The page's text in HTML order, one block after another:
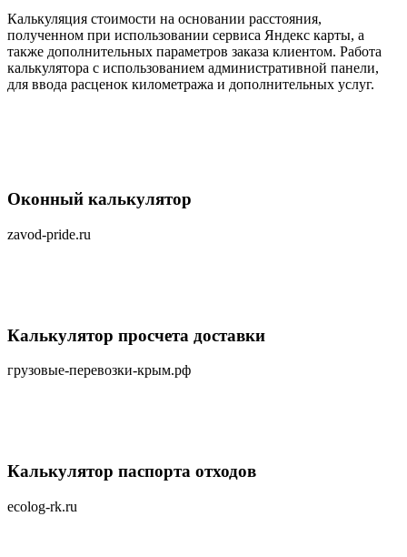
Калькуляция стоимости на основании расстояния,
полученном при использовании сервиса Яндекс карты, а
также дополнительных параметров заказа клиентом. Работа
калькулятора с использованием административной панели,
для ввода расценок километража и дополнительных услуг.
Оконный калькулятор
zavod-pride.ru
Калькулятор просчета доставки
грузовые-перевозки-крым.рф
Калькулятор паспорта отходов
ecolog-rk.ru